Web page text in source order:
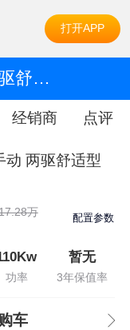
打开APP
2013款 2.4L 手动 两驱舒适型国V 5座
经销商 点评
两驱舒适型
万 配置参数
功率
暂无
3年保值率
车